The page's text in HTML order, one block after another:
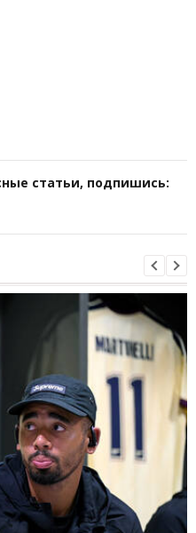
статьи, подпишись: